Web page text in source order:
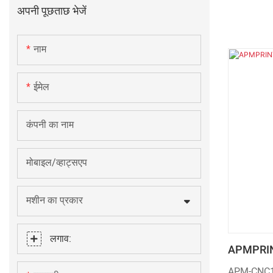
अपनी पूछताछ भेजें
नाम
ईमेल
कंपनी का नाम
मोबाइल/व्हाट्सएप
मशीन का प्रकार
लगाव:
स्क्रीन